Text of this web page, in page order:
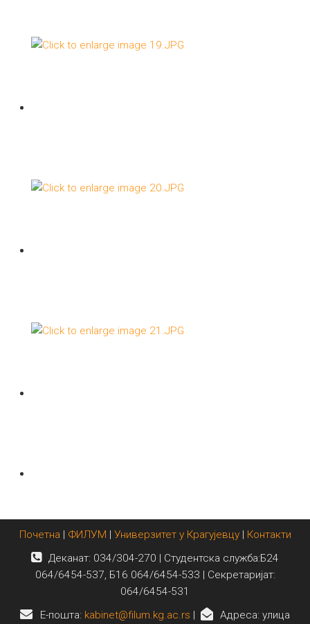
Почетна | ФИЛУМ | Универзитет у Крагујевцу| Контакти
Деканат: 034/304-270 | Студентска служба:Б24
064/6454-537, Б16 064/6454-533 | Секретаријат:
064/6454-531
E-пошта: kabinet@filum.kg.ac.rs | Адреса: улица